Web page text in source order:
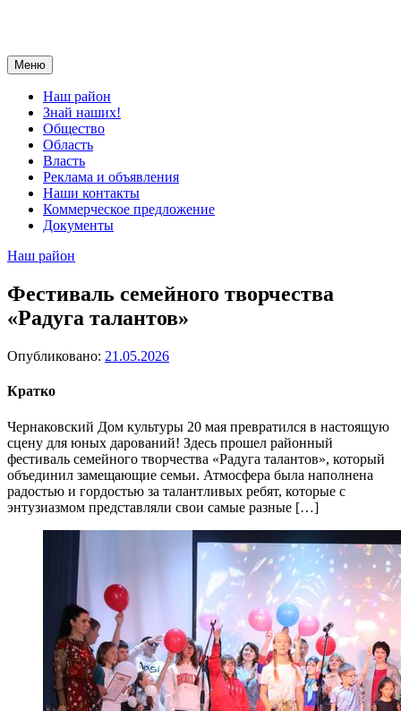
Меню
Наш район
Знай наших!
Общество
Область
Власть
Реклама и объявления
Наши контакты
Коммерческое предложение
Документы
Наш район
Фестиваль семейного творчества
«Радуга талантов»
Опубликовано: 21.05.2026
Кратко
Чернаковский Дом культуры 20 мая превратился в настоящую
сцену для юных дарований! Здесь прошел районный
фестиваль семейного творчества «Радуга талантов», который
объединил замещающие семьи. Атмосфера была наполнена
радостью и гордостью за талантливых ребят, которые с
энтузиазмом представляли свои самые разные […]